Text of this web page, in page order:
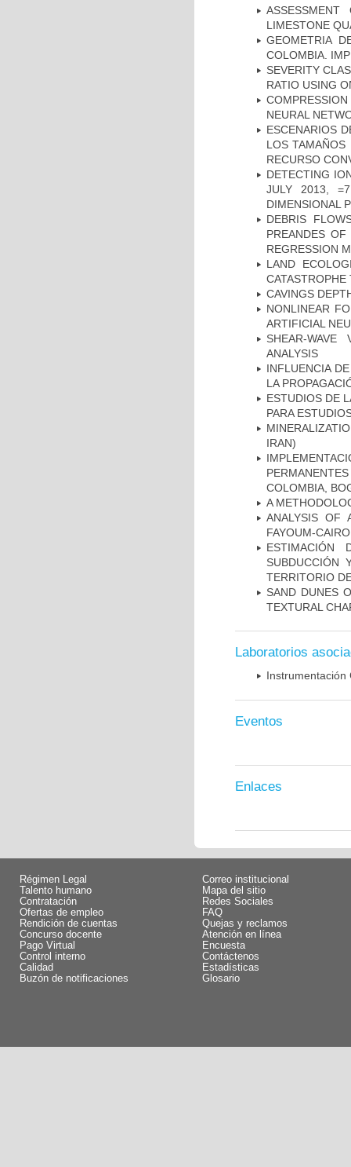
LIMESTONE
GEOMETRIA
COLOMBIA.
SEVERITY
RATIO USING
NEURAL
ESCENARIOS
LOS TAMAÑOS
RECURSO
DETECTING
JULY 2013,
DIMENSIONAL
DEBRIS
PREANDES
REGRESSION
LAND
CATASTROPHE
CAVINGS
NONLINEAR
ARTIFICIAL
SHEAR-WAVE
ANALYSIS
INFLUENCIA
LA
ESTUDIOS DE
PARA
IRAN)
COLOMBIA,
A
ANALYSIS OF
FAYOUM-
ESTIMACIÓN
SUBDUCCIÓN
TERRITORIO
SAND DUNES
TEXTURAL
Laboratorios
Instrumentación
Eventos
Enlaces
Régimen Legal
Talento humano
Contratación
Ofertas de empleo
Rendición de cuentas
Concurso docente
Pago Virtual
Control interno
Calidad
Buzón de notificaciones
Correo institucional
Mapa del sitio
Redes Sociales
FAQ
Quejas y reclamos
Atención en línea
Encuesta
Contáctenos
Estadísticas
Glosario